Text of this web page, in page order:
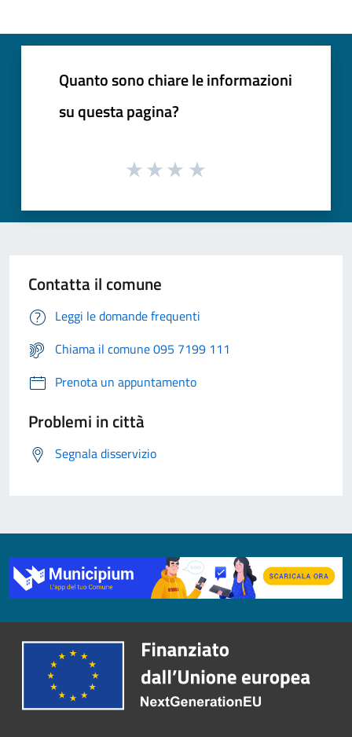
Quanto sono chiare le informazioni
su questa pagina?
Contatta il comune
Leggi le domande frequenti
Chiama il comune 095 7199 111
Prenota un appuntamento
Problemi in città
Segnala disservizio